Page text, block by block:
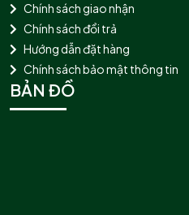
Chính sách giao nhận
Chính sách đổi trả
Hướng dẫn đặt hàng
Chính sách bảo mật thông tin
BẢN ĐỒ